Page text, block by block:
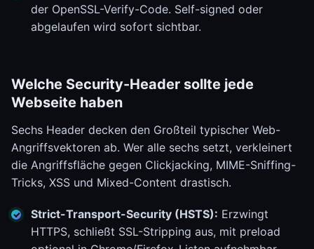
der OpenSSL-Verify-Code. Self-signed oder
abgelaufen wird sofort sichtbar.
Welche Security-Header sollte jede
Webseite haben
Sechs Header decken den Großteil typischer Web-
Angriffsvektoren ab. Wer alle sechs setzt, verkleinert
die Angriffsfläche gegen Clickjacking, MIME-Sniffing-
Tricks, XSS und Mixed-Content drastisch.
Strict-Transport-Security (HSTS): Erzwingt
HTTPS, schließt SSL-Stripping aus, mit preload